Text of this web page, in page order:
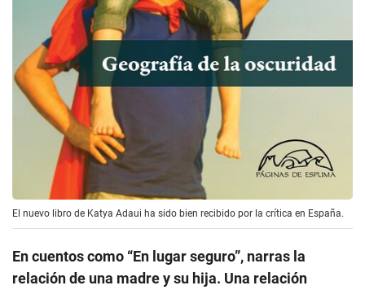
El nuevo libro de Katya Adaui ha sido bien recibido por la crítica en España.
En cuentos como “En lugar seguro”, narras la
relación de una madre y su hija. Una relación